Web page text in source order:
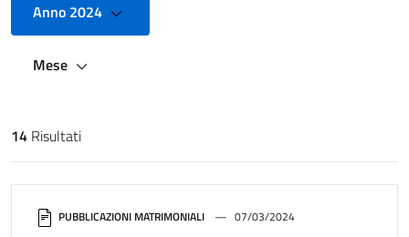
Anno 2024
Mese
Risultati di ricerca
14 Risultati
PUBBLICAZIONI MATRIMONIALI 07/03/2024